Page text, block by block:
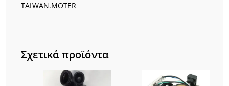
TAIWAN.MOTER
Σχετικά προϊόντα